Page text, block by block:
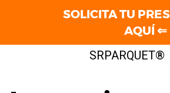
SRPARQUET®
SOLICITA TU
AQUÍ ⇐